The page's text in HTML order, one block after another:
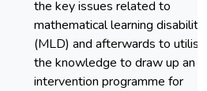
the key issues related to
mathematical learning disability
(MLD) and afterwards to utilise
the knowledge to draw up an
intervention programme for